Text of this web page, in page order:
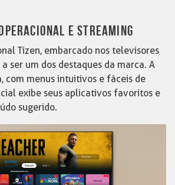
E STREAMING
Tizen, embarcado nos televisores
ser um dos destaques da marca. A
com menus intuitivos e fáceis de
exibe seus aplicativos favoritos e
sugerido.